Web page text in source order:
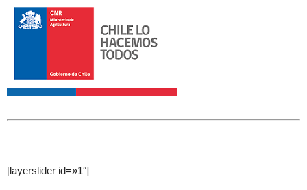
[layerslider id=»1″]